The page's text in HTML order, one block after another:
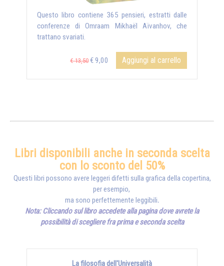
Questo libro contiene 365 pensieri, estratti dalle
conferenze di Omraam Mikhaël Aïvanhov, che
trattano svariati.
€ 13,50 € 9,00 Aggiungi al carrello
Libri disponibili anche in seconda scelta
con lo sconto del 50%
Questi libri possono avere leggeri difetti sulla grafica della copertina,
per esempio,
ma sono perfettemente leggibili.
Nota: Cliccando sul libro accedete alla pagina dove avrete la
possibilità di scegliere fra prima e seconda scelta
La filosofia dell'Universalità